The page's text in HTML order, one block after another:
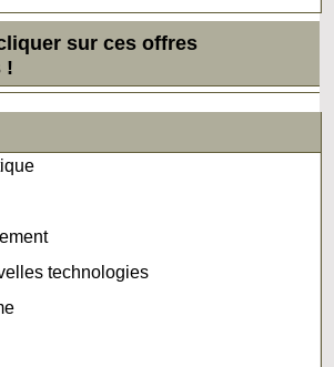
sur ces offres
!
technologies